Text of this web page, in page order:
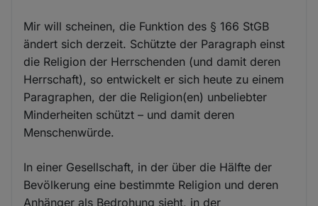
Mir will scheinen, die Funktion des § 166 StGB
ändert sich derzeit. Schützte der Paragraph einst
die Religion der Herrschenden (und damit deren
Herrschaft), so entwickelt er sich heute zu einem
Paragraphen, der die Religion(en) unbeliebter
Minderheiten schützt – und damit deren
Menschenwürde.
In einer Gesellschaft, in der über die Hälfte der
Bevölkerung eine bestimmte Religion und deren
Anhänger als Bedrohung sieht, in der